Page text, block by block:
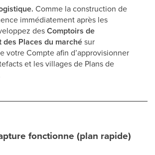
Comme la construction de
immédiatement après les
desComptoirs de
des Places du marchésur
votre Compte afin d’approvisionner
et les villages de Plans de
fonctionne (plan rapide)